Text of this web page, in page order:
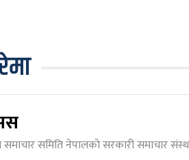
समाचार समिति नेपालकाे सरकारी समाचार